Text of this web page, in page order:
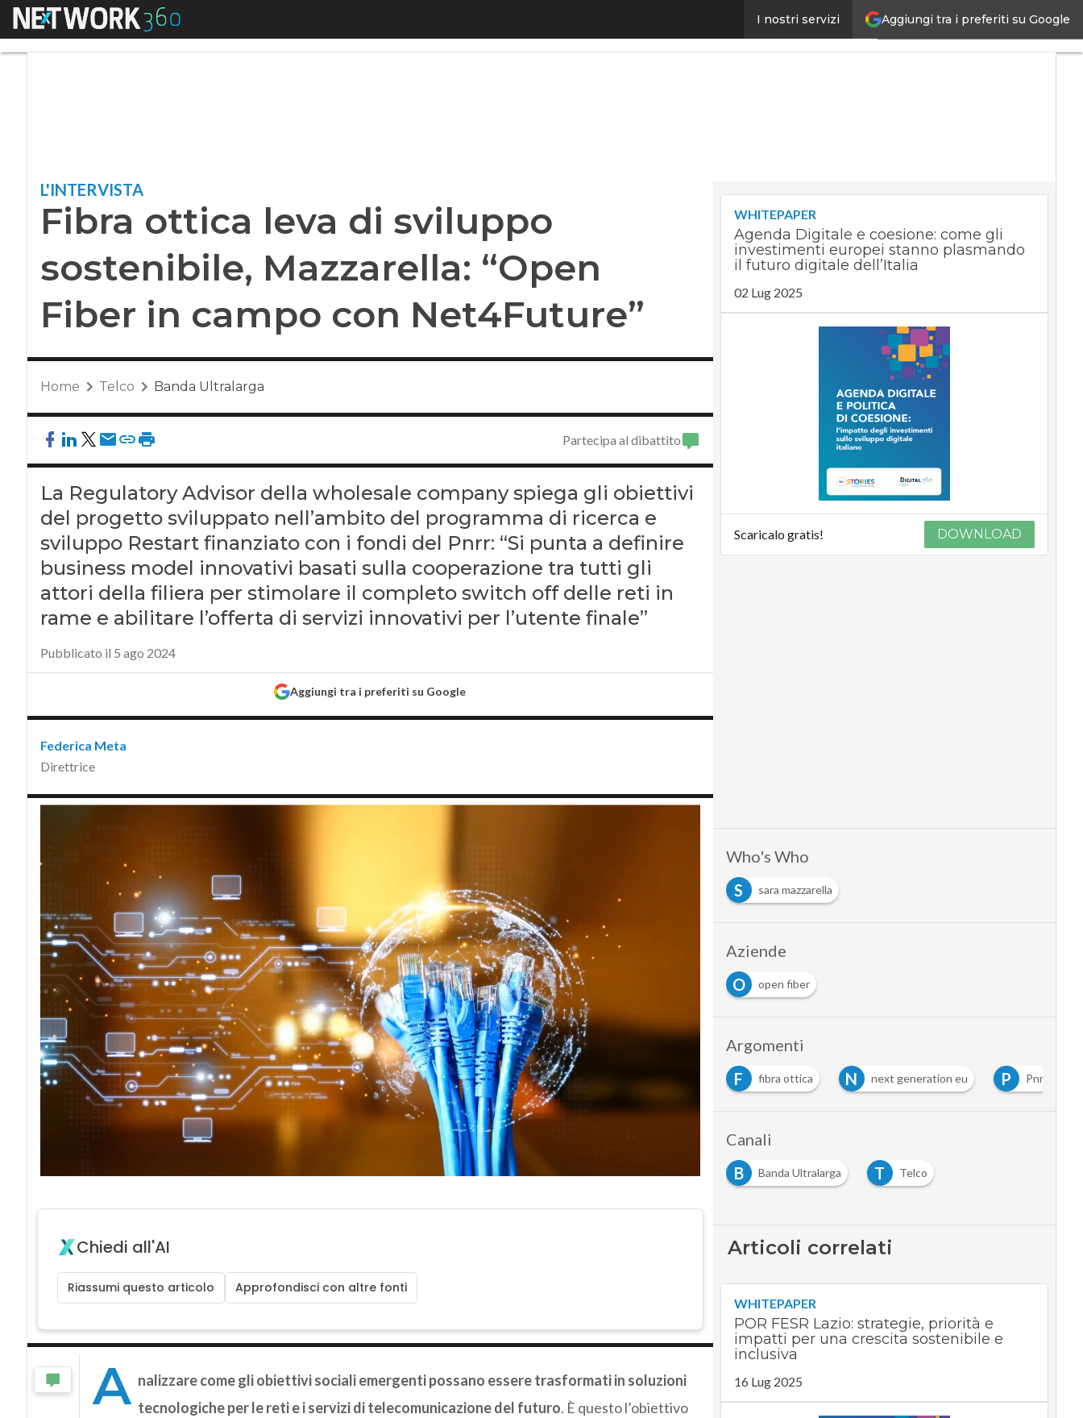
Aggiungi tra i preferiti su Google
I nostri servizi
Menu Fibra ottica leva di sviluppo sostenibile, Mazzarella: “Open Fiber in campo con Net4Future”Ultimi
articoli
Digitale
economy
Intelligenza
artificiale
Le
Guide di
CorCom
Podcast
Privacy
L'INTERVISTA
Fibra ottica leva di sviluppo
sostenibile, Mazzarella: “Open
Fiber in campo con Net4Future”
Home Telco Banda Ultralarga
Partecipa al dibattito
La Regulatory Advisor della wholesale company spiega gli obiettivi
del progetto sviluppato nell’ambito del programma di ricerca e
sviluppo Restart finanziato con i fondi del Pnrr: “Si punta a definire
business model innovativi basati sulla cooperazione tra tutti gli
attori della filiera per stimolare il completo switch off delle reti in
rame e abilitare l’offerta di servizi innovativi per l’utente finale”
Pubblicato il 5 ago 2024
Aggiungi tra i preferiti su Google
Federica Meta
Direttrice
Chiedi all'AI
Riassumi questo articolo Approfondisci con altre fonti
A nalizzare come gli obiettivi sociali emergenti possano essere trasformati in soluzioni
tecnologiche per le reti e i servizi di telecomunicazione del futuro. È questo l’obiettivo
WHITEPAPER
Agenda Digitale e coesione: come gli
investimenti europei stanno plasmando
il futuro digitale dell’Italia
02 Lug 2025
Scaricalo gratis! DOWNLOAD
Who's Who
S
sara mazzarella
Aziende
O
open fiber
Argomenti
B
banda ultralarga F fibra ottica N next generation eu P Pnrr
Canali
B
Banda Ultralarga T Telco
Articoli correlati
WHITEPAPER
POR FESR Lazio: strategie, priorità e
impatti per una crescita sostenibile e
inclusiva
16 Lug 2025